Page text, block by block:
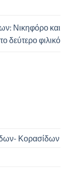
Νικηφόρο και
το δεύτερο φιλικό
Κορασίδων